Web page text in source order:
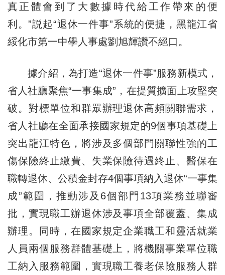
真正體會到了大數據時代給工作帶來的便
利。”説起“退休一件事”系統的便捷，黑龍江省
綏化市第一中學人事處劉旭輝讚不絕口。
據介紹，為打造“退休一件事”服務新模式，
省人社廳聚焦“一事集成”，在提質擴面上攻堅突
破。對標單位和群眾辦理退休高頻關聯需求，
省人社廳在全面承接國家規定的9個事項基礎上
突出龍江特色，將涉及多個部門關聯性強的工
傷保險終止繳費、失業保險待遇終止、醫保在
職轉退休、公積金封存4個事項納入退休“一事集
成”範圍，推動涉及6個部門13項業務並聯審
批，實現職工辦退休涉及事項全部覆蓋、集成
辦理。同時，在國家規定企業職工和靈活就業
人員兩個服務群體基礎上，將機關事業單位職
工納入服務範圍，實現職工養老保險服務人群